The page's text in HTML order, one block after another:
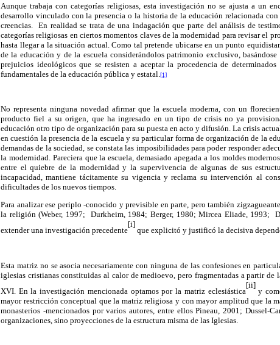
Aunque trabaja con categorías religiosas, esta investigación no se ajusta a un
desarrollo vinculado con la presencia o la historia de la educación relacionada
creencias. En realidad se trata de una indagación que parte del análisis de
categorías religiosas en ciertos momentos claves de la modernidad para revisar el
hasta llegar a la situación actual. Como tal pretende ubicarse en un punto
de la educación y de la escuela considerándolos patrimonio exclusivo,
prejuicios ideológicos que se resisten a aceptar la procedencia de
fundamentales de la educación pública y estatal. [1]
No representa ninguna novedad afirmar que la escuela moderna, con un
producto fiel a su origen, que ha ingresado en un tipo de crisis no ya
educación otro tipo de organización para su puesta en acto y difusión. La crisis
en cuestión la presencia de la escuela y su particular forma de organización de la
demandas de la sociedad, se constata las imposibilidades para poder responder
la modernidad. Pareciera que la escuela, demasiado apegada a los moldes
entre el quiebre de la modernidad y la supervivencia de algunas de sus
incapacidad, mantiene tácitamente su vigencia y reclama su intervención al
dificultades de los nuevos tiempos.
Para analizar ese periplo -conocido y previsible en parte, pero también
la religión (Weber, 1997; Durkheim, 1984; Berger, 1980; Mircea Eliade, 1993;
extender una investigación precedente
[i]
que explicitó y justificó la decisiva
Esta matriz no se asocia necesariamente con ninguna de las confesiones en
iglesias cristianas constituidas al calor de medioevo, pero fragmentadas a partir
XVI. En la investigación mencionada optamos por la matriz eclesiástica
[ii]
y
mayor restricción conceptual que la matriz religiosa y con mayor amplitud que la
monasterios -mencionados por varios autores, entre ellos Pineau, 2001; Dussel-
organizaciones, sino proyecciones de la estructura misma de las Iglesias.